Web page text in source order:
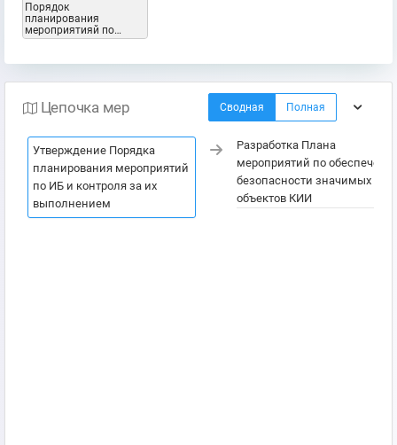
Порядок
планирования
мероприятияй по
защите
Цепочка мер Сводная Полная
Утверждение Порядка
планирования мероприятий
по ИБ и контроля за их
выполнением
Разработка Плана
мероприятий по
безопасности значимых
объектов КИИ